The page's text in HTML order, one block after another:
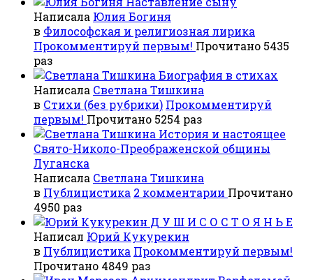
Написала Юлия Богиня
в Философская и религиозная лирика
Прокомментируй первым! Прочитано 5435
раз
Биография в стихах
Написала Светлана Тишкина
в Стихи (без рубрики) Прокомментируй
первым! Прочитано 5254 раз
История и настоящее
Свято-Николо-Преображенской общины
Луганска
Написала Светлана Тишкина
в Публицистика 2 комментарии Прочитано
4950 раз
Д У Ш И С О С Т О Я Н Ь Е
Написал Юрий Кукурекин
в Публицистика Прокомментируй первым!
Прочитано 4849 раз